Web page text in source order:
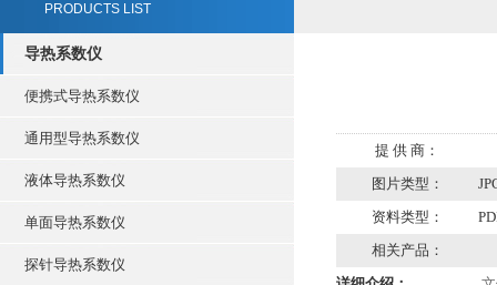
PRODUCTS LIST
导热系数仪
便携式导热系数仪
通用型导热系数仪
液体导热系数仪
单面导热系数仪
探针导热系数仪
提 供 商：
图片类型：
资料类型：
相关产品：